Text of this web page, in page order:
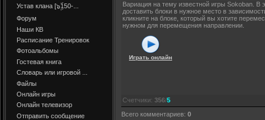
Устав клана [๖ۣۜ150-...
Форум
Наши КВ
Расписание Тренировок
Фотоальбомы
Гостевая книга
Словарь или игровой ...
Файлы
Онлайн игры
Онлайн телевизор
Отправить сообщение
Вариация на тему известной игры Sokoban. В
доставить блоки в нужное место в
кликните на блоке, который вы хотите
нужном для перемещения направлении.
Играть онлайн
Счетчики: 356/5
Всего комментариев: 0